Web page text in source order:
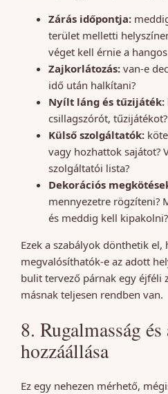
Zárás időpontja:
terület melletti
véget kell érnie a
Zajkorlátozás: van-e
idő után halkítani?
Nyílt láng és tűzijáték:
csillagszórót, tűzijátékot?
Külső szolgáltatók:
vagy hozhattok sajátot?
szolgáltatói lista?
Dekorációs
mennyezetre rögzíteni?
és meddig kell kipakolni?
Ezek a szabályok dönthetik
megvalósíthatók-e az adott
bulit tervező párnak egy éjféli
másnak teljesen rendben van.
8. Rugalmasság
hozzáállása
Ez egy nehezen mérhető,